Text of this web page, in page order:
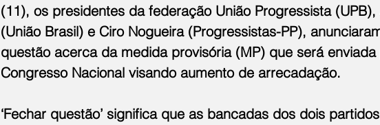
(11), os presidentes da federação União Progressista
(União Brasil) e Ciro Nogueira (Progressistas-PP),
questão acerca da medida provisória (MP) que será
Congresso Nacional visando aumento de arrecadação.
‘Fechar questão’ significa que as bancadas dos dois